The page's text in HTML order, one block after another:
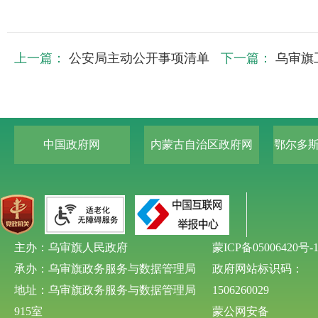
上一篇： 公安局主动公开事项清单 下一篇： 乌审旗
中国政府网 内蒙古自治区政府网 鄂尔多
主办：乌审旗人民政府
承办：乌审旗政务服务与数据管理局
地址：乌审旗政务服务与数据管理局
915室
蒙ICP备05006420号-1
政府网站标识码：
1506260029
蒙公网安备